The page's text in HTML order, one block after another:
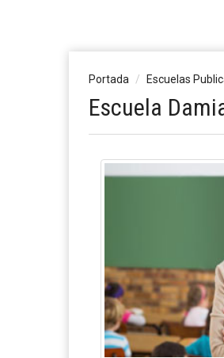
Portada Escuelas
Escuela